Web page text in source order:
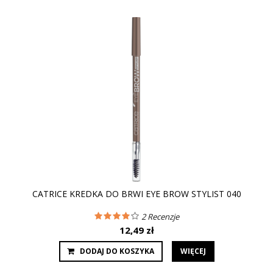
CATRICE KREDKA DO BRWI EYE BROW STYLIST 040
2Recenzje
12,49 zł
DODAJ DO KOSZYKA WIĘCEJ